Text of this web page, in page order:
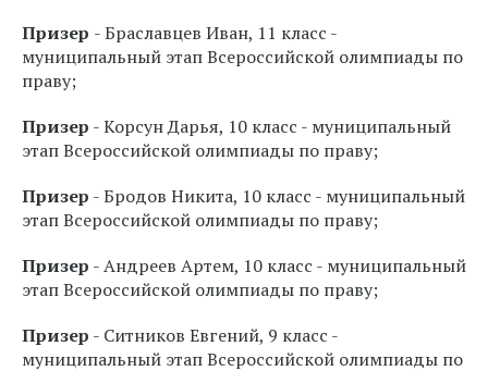
Призер - Браславцев Иван, 11 класс -
муниципальный этап Всероссийской олимпиады по
праву;
Призер - Корсун Дарья, 10 класс - муниципальный
этап Всероссийской олимпиады по праву;
Призер - Бродов Никита, 10 класс - муниципальный
этап Всероссийской олимпиады по праву;
Призер - Андреев Артем, 10 класс - муниципальный
этап Всероссийской олимпиады по праву;
Призер - Ситников Евгений, 9 класс -
муниципальный этап Всероссийской олимпиады по